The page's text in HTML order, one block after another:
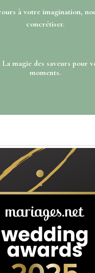
à votre imagination,
concrétiser.
magie des saveurs pour
moments.